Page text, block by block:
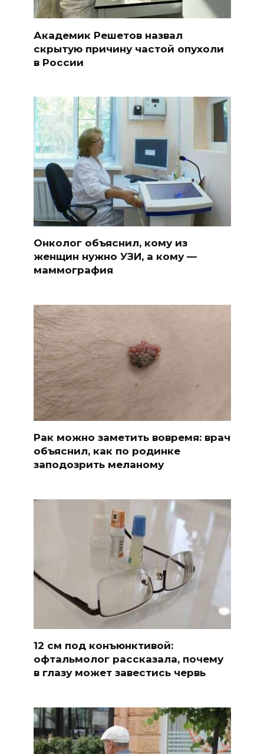
Академик Решетов назвал
скрытую причину частой опухоли
в России
Онколог объяснил, кому из
женщин нужно УЗИ, а кому —
маммография
Рак можно заметить вовремя: врач
объяснил, как по родинке
заподозрить меланому
12 см под конъюнктивой:
офтальмолог рассказала, почему
в глазу может завестись червь